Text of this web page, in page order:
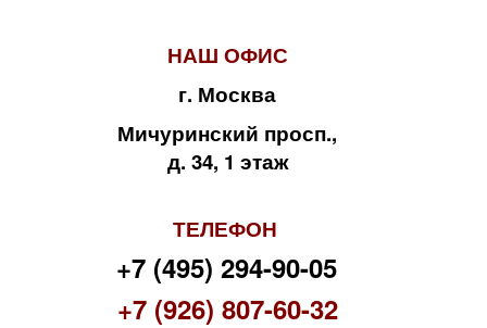
НАШ ОФИС
г. Москва
Мичуринский просп.,
д. 34, 1 этаж
ТЕЛЕФОН
+7 (495) 294-90-05
+7 (926) 807-60-32